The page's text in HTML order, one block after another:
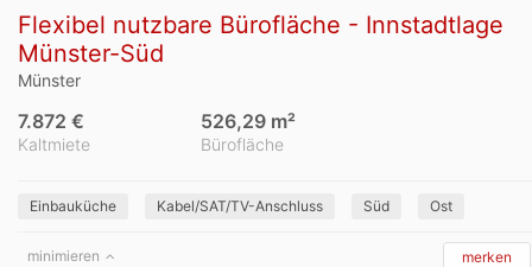
Flexibel nutzbare Bürofläche - Innstadtlage
Münster-Süd
Münster
Kaltmiete
7.872 €
Bürofläche
526,29 m²
Einbauküche Kabel/SAT/TV-Anschluss Süd Ost
minimieren merken